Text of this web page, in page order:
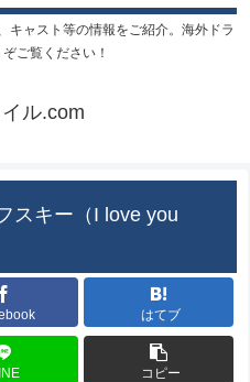
キャスト等の情報をご紹介。海外ドラ
ご覧ください！
ル.com
スキー（I love you
はてブ
コピー